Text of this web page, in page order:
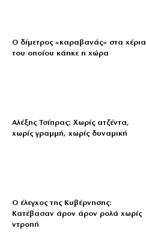
Ο δίμετρος «καραβανάς» στα χέρια
του οποίου κάηκε η χώρα
Αλέξης Τσίπρας: Χωρίς ατζέντα,
χωρίς γραμμή, χωρίς δυναμική
Ο έλεγχος της Κυβέρνησης:
Κατέβασαν άρον άρον ρολά χωρίς
ντροπή